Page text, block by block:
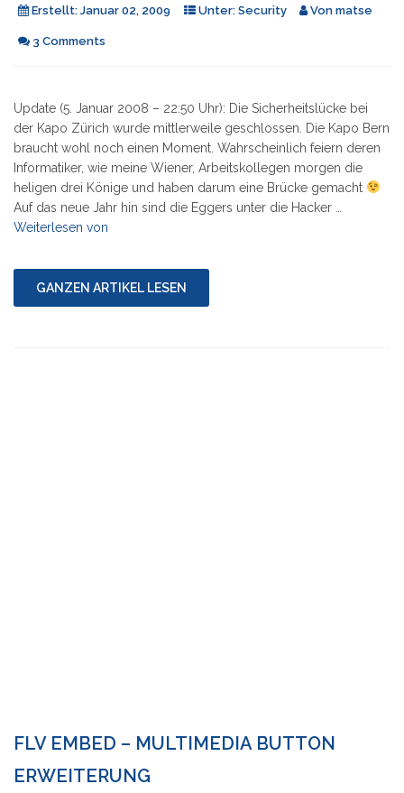
Erstellt: Januar 02, 2009 Unter: Security Von matse
3 Comments
Update (5. Januar 2008 – 22:50 Uhr): Die Sicherheitslücke bei
der Kapo Zürich wurde mittlerweile geschlossen. Die Kapo Bern
braucht wohl noch einen Moment. Wahrscheinlich feiern deren
Informatiker, wie meine Wiener, Arbeitskollegen morgen die
heligen drei Könige und haben darum eine Brücke gemacht
Auf das neue Jahr hin sind die Eggers unter die Hacker …
Weiterlesen von
Webseiten
der
Kapo
GANZEN ARTIKEL LESEN
FLV EMBED – MULTIMEDIA BUTTON
ERWEITERUNG